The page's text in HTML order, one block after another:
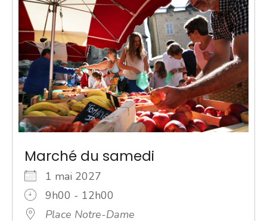
Marché du samedi
1 mai 2027
9h00 - 12h00
Place Notre-Dame